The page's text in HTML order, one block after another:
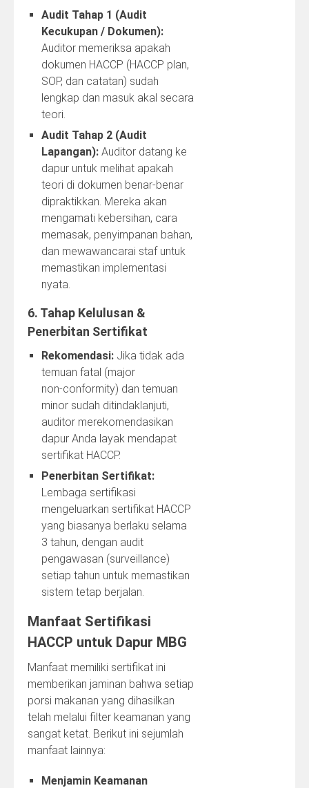
Audit Tahap 1 (Audit
Kecukupan / Dokumen):
Auditor memeriksa apakah
dokumen HACCP (HACCP plan,
SOP, dan catatan) sudah
lengkap dan masuk akal secara
teori.
Audit Tahap 2 (Audit
Lapangan): Auditor datang ke
dapur untuk melihat apakah
teori di dokumen benar‑benar
dipraktikkan. Mereka akan
mengamati kebersihan, cara
memasak, penyimpanan bahan,
dan mewawancarai staf untuk
memastikan implementasi
nyata.
6. Tahap Kelulusan &
Penerbitan Sertifikat
Rekomendasi: Jika tidak ada
temuan fatal (major
non‑conformity) dan temuan
minor sudah ditindaklanjuti,
auditor merekomendasikan
dapur Anda layak mendapat
sertifikat HACCP.
Penerbitan Sertifikat:
Lembaga sertifikasi
mengeluarkan sertifikat HACCP
yang biasanya berlaku selama
3 tahun, dengan audit
pengawasan (surveillance)
setiap tahun untuk memastikan
sistem tetap berjalan.
Manfaat Sertifikasi
HACCP untuk Dapur MBG
Manfaat memiliki sertifikat ini
memberikan jaminan bahwa setiap
porsi makanan yang dihasilkan
telah melalui filter keamanan yang
sangat ketat. Berikut ini sejumlah
manfaat lainnya:
Menjamin Keamanan